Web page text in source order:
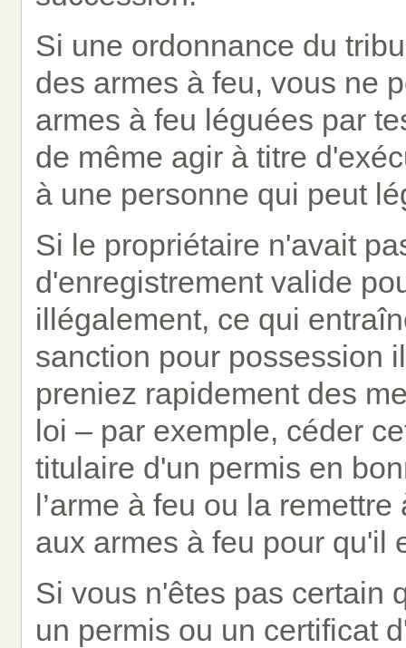
Si une ordonnance du
des armes à feu, vous ne
armes à feu léguées par
de même agir à titre
à une personne qui peut
Si le propriétaire n'avait
d'enregistrement valide
illégalement, ce qui
sanction pour possession
preniez rapidement des
loi – par exemple, céder
titulaire d'un permis en
l’arme à feu ou la
aux armes à feu pour qu'il
Si vous n'êtes pas certain
un permis ou un certificat